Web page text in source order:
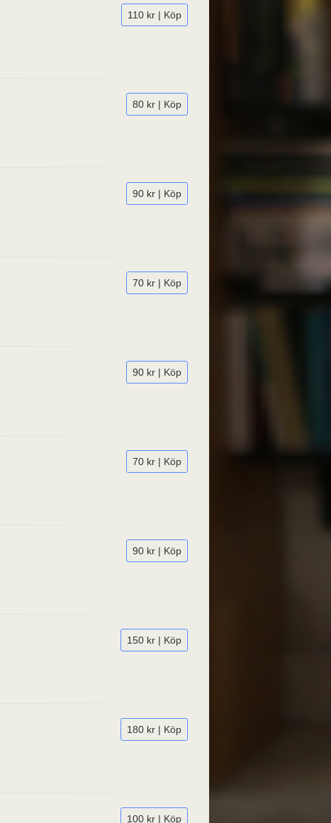
110 kr | Köp
80 kr | Köp
90 kr | Köp
70 kr | Köp
90 kr | Köp
70 kr | Köp
90 kr | Köp
150 kr | Köp
180 kr | Köp
100 kr | Köp